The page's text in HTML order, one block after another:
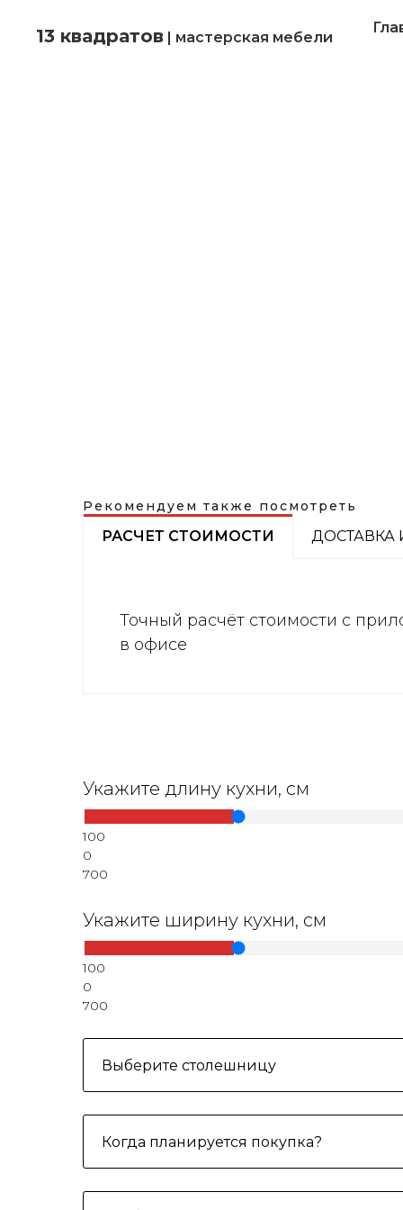
13 квадратов | мастерская мебели
Рекомендуем также посмотреть
РАСЧЕТ СТОИМОСТИ ДОСТАВКА
Точный расчёт стоимости с
в офисе
Укажите длину кухни, см
100
0
700
Укажите ширину кухни, см
100
0
700